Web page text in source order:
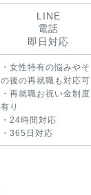
LINE
電話
即日対応
・女性特有の悩みやそ
の後の再就職も対応可
・再就職お祝い金制度
有り
・24時間対応
・365日対応